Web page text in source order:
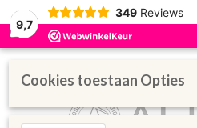
9,7
349 Reviews
Cookies toestaan Opties